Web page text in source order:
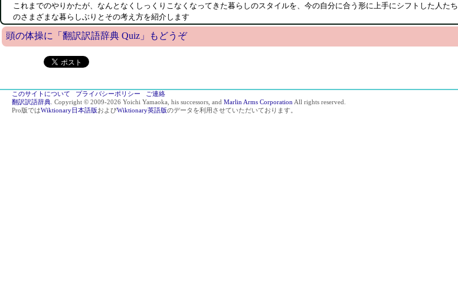
これまでのやりかたが、なんとなくしっくりこなくなってきた暮らしのスタイルを、今の自分に合う形に上手にシフトした人たち
のさまざまな暮らしぶりとその考え方を紹介します
頭の体操に「翻訳訳語辞典 Quiz」もどうぞ
このサイトについて プライバシーポリシー
ご連絡
翻訳訳語辞典 . Copyright © 2009-2026 Yoichi Yamaoka, his successors, and Marlin Arms Corporation All rights reserved.
Pro版ではWiktionary日本語版およびWiktionary英語版のデータを利用させていただいております。